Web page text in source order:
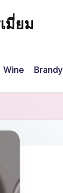
มี่ยม
Wine Brandy